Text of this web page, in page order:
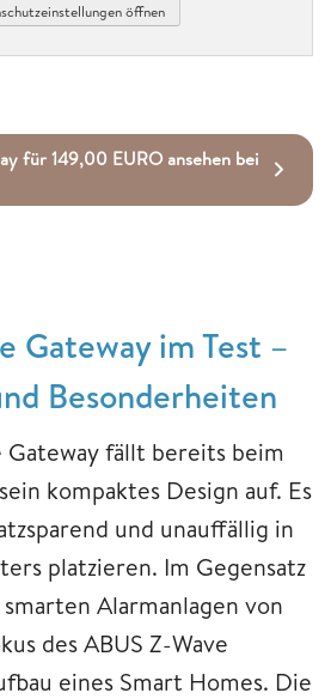
öffnen
für 149,00 EURO ansehen bei
Gateway im Test –
Besonderheiten
Gateway fällt bereits beim
kompaktes Design auf. Es
und unauffällig in
platzieren. Im Gegensatz
Alarmanlagen von
des ABUS Z-Wave
eines Smart Homes. Die